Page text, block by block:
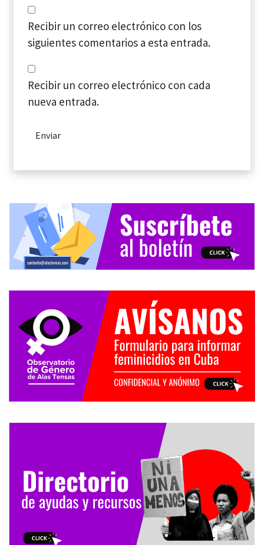
Recibir un correo electrónico con los
siguientes comentarios a esta entrada.
Recibir un correo electrónico con cada
nueva entrada.